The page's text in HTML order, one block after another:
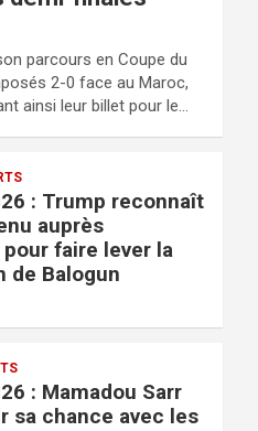
parcours en Coupe du
2-0 face au Maroc,
ainsi leur billet pour le…
: Trump reconnaît
auprès
pour faire lever la
de Balogun
: Mamadou Sarr
sa chance avec les